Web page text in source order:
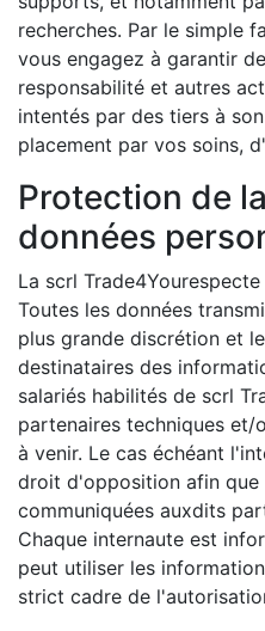
recherches. Par le simple
vous engagez à garantir
responsabilité et autres
intentés par des tiers à
placement par vos soins,
Protection de
données
La scrl
Toutes les données
plus grande discrétion et
destinataires des
salariés habilités de scrl
partenaires techniques et/
à venir. Le cas échéant
droit d'opposition afin que
communiquées auxdits
Chaque internaute est
peut utiliser les
strict cadre de